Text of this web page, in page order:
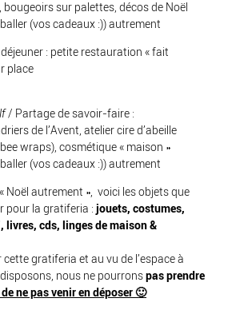
sur palettes, décos de Noël
(vos cadeaux :)) autrement
: petite restauration « fait
place
/ Partage de savoir-faire :
de l’Avent, atelier cire d’abeille
wraps), cosmétique « maison »
(vos cadeaux :)) autrement
Noël autrement », voici les objets que
pour la gratiferia : jouets, costumes,
livres, cds, linges de maison &
cette gratiferia et au vu de l’espace à
nous ne pourronspas prendre
ne pas venir en déposer 🙂